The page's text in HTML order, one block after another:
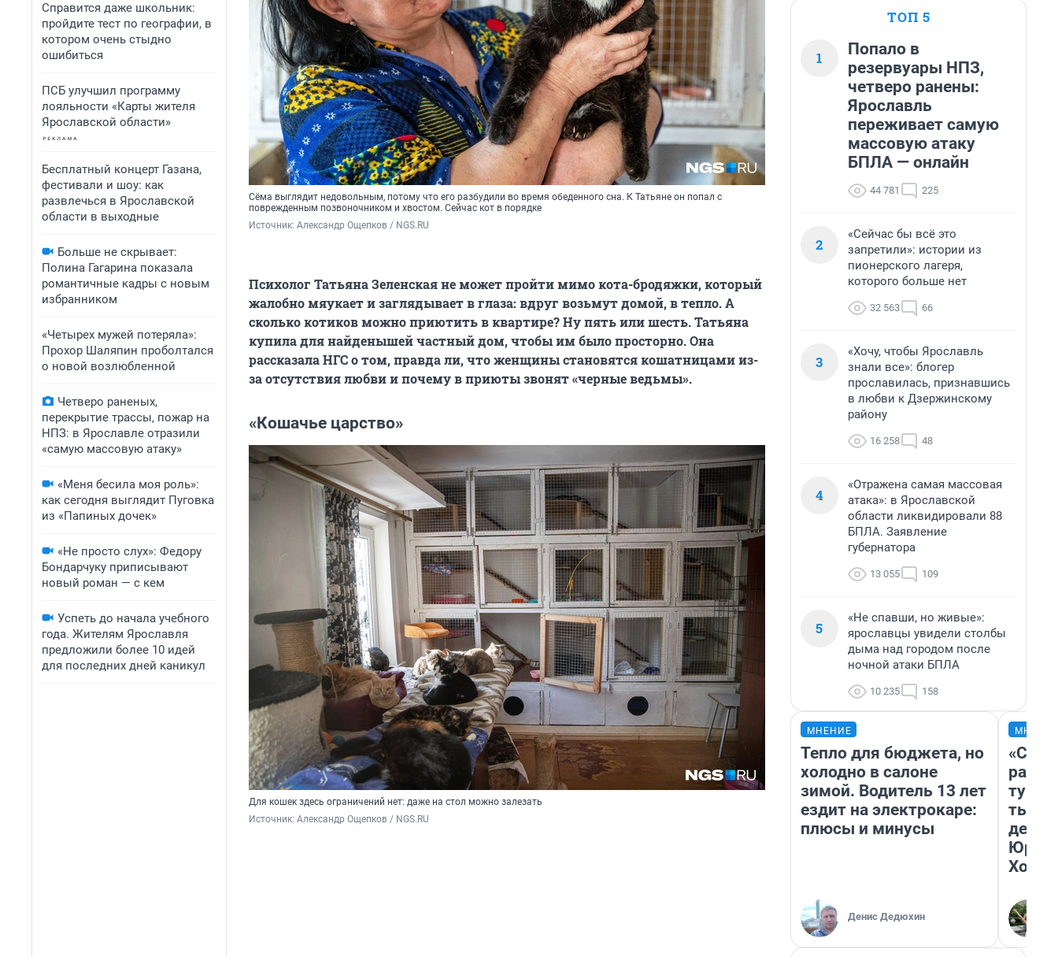
Справится даже школьник:
пройдите тест по географии, в
котором очень стыдно
ошибиться
ПСБ улучшил программу
лояльности «Карты жителя
Ярославской области»
Бесплатный концерт Газана,
фестивали и шоу: как
развлечься в Ярославской
области в выходные
Больше не скрывает:
Полина Гагарина показала
романтичные кадры с новым
избранником
«Четырех мужей потеряла»:
Прохор Шаляпин проболтался
о новой возлюбленной
Четверо раненых,
перекрытие трассы, пожар на
НПЗ: в Ярославле отразили
«самую массовую атаку»
«Меня бесила моя роль»:
как сегодня выглядит Пуговка
из «Папиных дочек»
«Не просто слух»: Федору
Бондарчуку приписывают
новый роман — с кем
Успеть до начала учебного
года. Жителям Ярославля
предложили более 10 идей
для последних дней каникул
Сёма выглядит недовольным, потому что его разбудили во время обеденного сна. К Татьяне он попал с
поврежденным позвоночником и хвостом. Сейчас кот в порядке
Источник: Александр Ощепков / NGS.RU
Психолог Татьяна Зеленская не может пройти мимо кота-бродяжки, который
жалобно мяукает и заглядывает в глаза: вдруг возьмут домой, в тепло. А
сколько котиков можно приютить в квартире? Ну пять или шесть. Татьяна
купила для найденышей частный дом, чтобы им было просторно.Она
рассказала НГС о том, правда ли, что женщины становятся кошатницами из-
за отсутствия любви и почему в приюты звонят «черные ведьмы».
«Кошачье царство»
Для кошек здесь ограничений нет: даже на стол можно залезать
Источник: Александр Ощепков / NGS.RU
ТОП 5
1
Попало в
резервуары НПЗ,
четверо ранены:
Ярославль
переживает самую
массовую атаку
БПЛА — онлайн
44 781 225
2
«Сейчас бы всё это
запретили»: истории из
пионерского лагеря,
которого больше нет
32 563 66
3
«Хочу, чтобы Ярославль
знали все»: блогер
прославилась, признавшись
в любви к Дзержинскому
району
16 258 48
4
«Отражена самая массовая
атака»: в Ярославской
области ликвидировали 88
БПЛА. Заявление
губернатора
13 055 109
5
«Не спавши, но живые»:
ярославцы увидели столбы
дыма над городом после
ночной атаки БПЛА
10 235 158
МНЕНИЕ
Тепло для бюджета, но
холодно в салоне
зимой. Водитель 13 лет
ездит на электрокаре:
плюсы и минусы
Денис Дедюхин
день